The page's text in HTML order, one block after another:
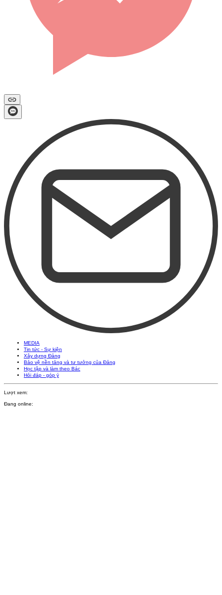
MEDIA
Tin tức - Sự kiện
Xây dựng Đảng
Bảo vệ nền tảng và tư tưởng của Đảng
Học tập và làm theo Bác
Hỏi đáp - góp ý
Lượt xem:
Đang online: